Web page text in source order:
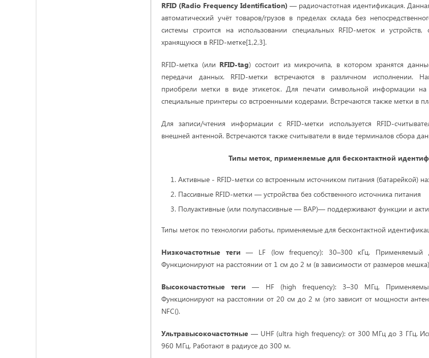
RFID (Radio Frequency Identification) — радиочастотная идентификация.
автоматический учёт товаров/грузов в пределах склада без
системы строится на использовании специальных RFID-меток и
хранящуюся в RFID-метке[1,2,3].
RFID-метка (или RFID-tag) состоит из микрочипа, в котором хранятся
передачи данных. RFID-метки встречаются в различном исполнении.
приобрели метки в виде этикеток. Для печати символьной информации на
специальные принтеры со встроенными кодерами. Встречаются также метки в
Для записи/чтения информации с RFID-метки используется RFID-
внешней антенной. Встречаются также считыватели в виде терминалов сбора
Типы меток, применяемые для бесконтактной
Активные - RFID-метки со встроенным источником питания (батарейкой)
Пассивные RFID-метки — устройства без собственного источника питания
Полуактивные (или полупассивные — BAP)— поддерживают функции и
Типы меток по технологии работы, применяемые для бесконтактной
Низкочастотные теги — LF (low frequency): 30–300 кГц. Применяемый
Функционируют на расстоянии от 1 см до 2 м (в зависимости от размеров
Высокочастотные теги — HF (high frequency): 3–30 МГц.
Функционируют на расстоянии от 20 см до 2 м (это зависит от мощности
NFC().
Ультравысокочастотные — UHF (ultra high frequency): от 300 МГц до 3 ГГц.
960 МГц. Работают в радиусе до 300 м.